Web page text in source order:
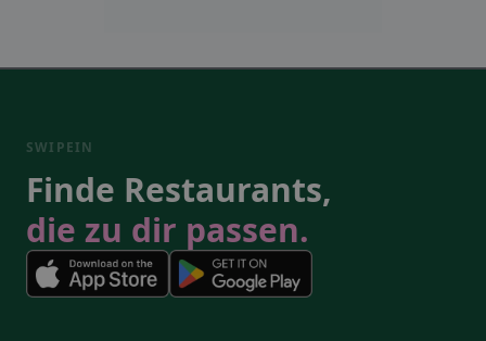
SWIPEIN
Finde Restaurants,
die zu dir passen.